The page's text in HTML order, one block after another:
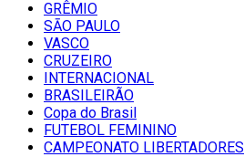
GRÊMIO
SĀO PAULO
VASCO
CRUZEIRO
INTERNACIONAL
BRASILEIRÃO
Copa do Brasil
FUTEBOL FEMININO
CAMPEONATO LIBERTADORES